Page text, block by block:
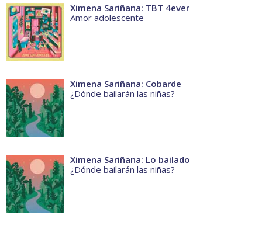
Ximena Sariñana: TBT 4ever
Amor adolescente
Ximena Sariñana: Cobarde
¿Dónde bailarán las niñas?
Ximena Sariñana: Lo bailado
¿Dónde bailarán las niñas?